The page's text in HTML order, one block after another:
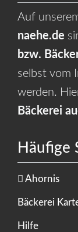
Auf
naehe.de
bzw.
selbst vom
werden.
Bäckerei
Häufige
Ahornis
Bäckerei
Hilfe